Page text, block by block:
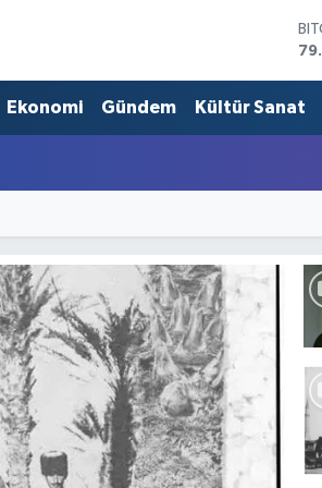
Ekonomi Gündem Kültür Sanat